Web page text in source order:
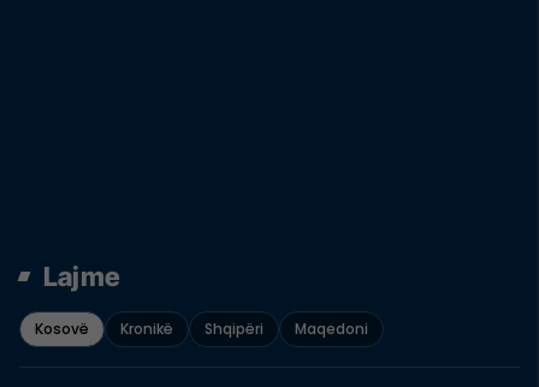
Lajme
Kosovë Kronikë Shqipëri Maqedoni